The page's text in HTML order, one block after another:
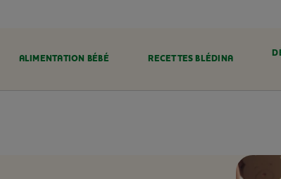
ALIMENTATION BÉBÉ RECETTES BLÉDINA